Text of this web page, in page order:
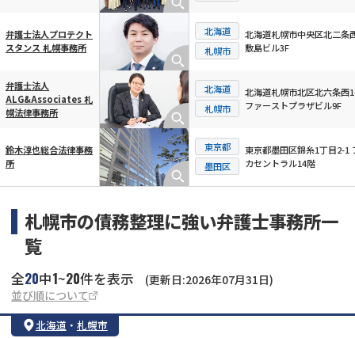
弁護士法人プロテクト
スタンス 札幌事務所
北海道
札幌市
北海道札幌市中央区北二条
敷島ビル3F
弁護士法人
ALG&Associates 札
幌法律事務所
北海道
札幌市
北海道札幌市北区北六条西
ファーストプラザビル9F
鈴木淳也総合法律事務
所
東京都
墨田区
東京都墨田区錦糸1丁目2-1
カセントラル14階
札幌市の債務整理に強い弁護士事務所一
覧
全20中1~20件を表示
(更新日:2026年07月31日)
並び順について
北海道 ・ 札幌市